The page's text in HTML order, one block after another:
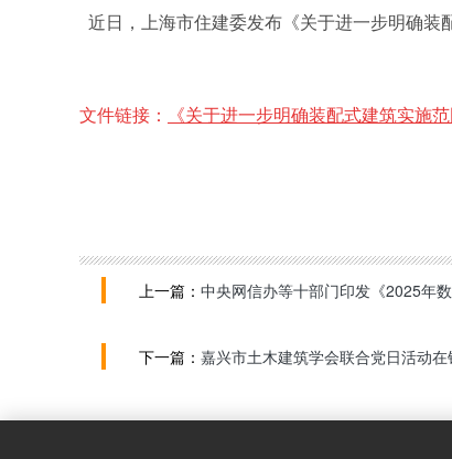
近日，上海市住建委发布 《关于进一步明确
文件链接： 《关于进一步明确装配式建筑实施
上一篇： 中央网信办等十部门印发《2025年
下一篇： 嘉兴市土木建筑学会联合党日活动